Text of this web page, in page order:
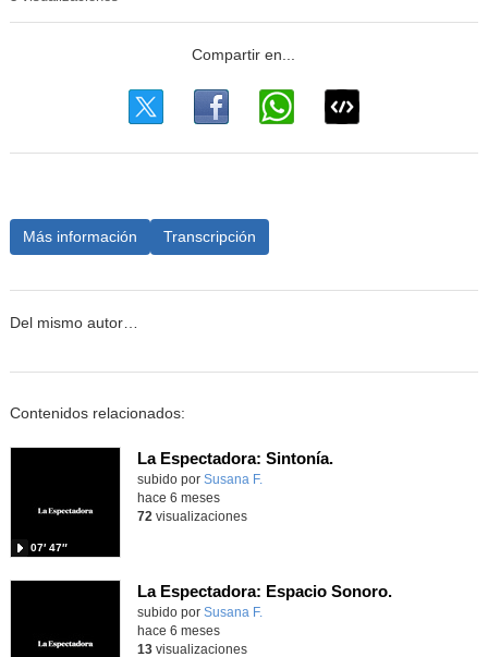
Más información Transcripción
Del mismo autor…
Contenidos relacionados:
La Espectadora: Sintonía.
Contenido educativo.
subido por Susana F.
07′ 47″
hace 6 meses
72 visualizaciones
La Espectadora: Espacio Sonoro.
Contenido educativo.
subido por Susana F.
hace 6 meses
13visualizaciones